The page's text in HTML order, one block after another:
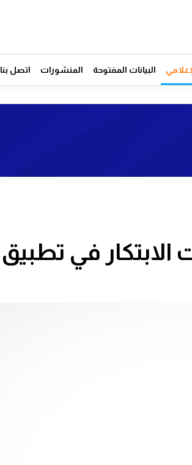
البيانات المفتوحة المنشورات اتصل بنا
في تطبيق